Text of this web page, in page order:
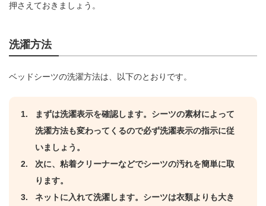
押さえておきましょう。
洗濯方法
ベッドシーツの洗濯方法は、以下のとおりです。
まずは洗濯表示を確認します。シーツの素材によって
洗濯方法も変わってくるので必ず洗濯表示の指示に従
いましょう。
次に、粘着クリーナーなどでシーツの汚れを簡単に取
ります。
ネットに入れて洗濯します。シーツは衣類よりも大き